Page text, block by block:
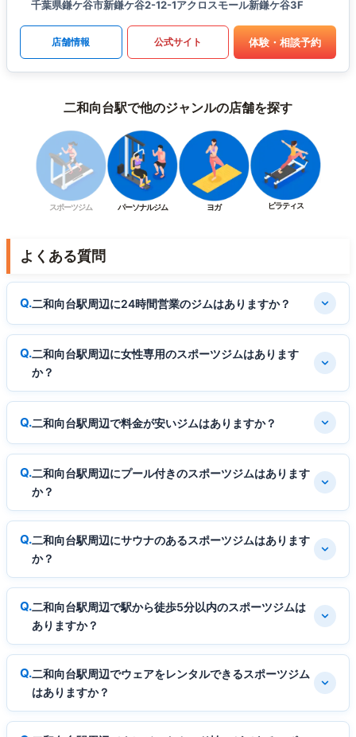
千葉県鎌ケ谷市新鎌ケ谷2-12-1アクロスモール新鎌ケ谷3F
店舗情報 公式サイト 体験・相談予約
二和向台駅で他のジャンルの店舗を探す
スポーツジム パーソナルジム ヨガ ピラティス
よくある質問
二和向台駅周辺に24時間営業のジムはありますか？
二和向台駅周辺に女性専用のスポーツジムはあります
か？
二和向台駅周辺で料金が安いジムはありますか？
二和向台駅周辺にプール付きのスポーツジムはあります
か？
二和向台駅周辺にサウナのあるスポーツジムはあります
か？
二和向台駅周辺で駅から徒歩5分以内のスポーツジムは
ありますか？
二和向台駅周辺でウェアをレンタルできるスポーツジム
はありますか？